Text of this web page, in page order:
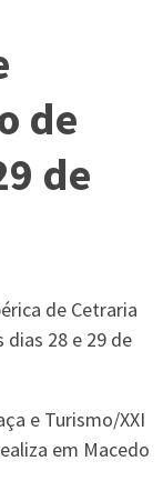
de
de
de Cetraria
28 e 29 de
e Turismo/XXI
em Macedo